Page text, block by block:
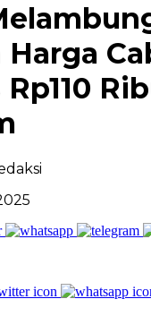
Harga